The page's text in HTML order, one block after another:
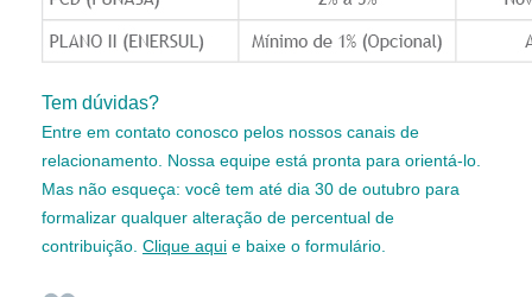
Tem dúvidas?
Entre em contato conosco pelos nossos canais de
relacionamento. Nossa equipe está pronta para orientá-lo.
Mas não esqueça: você tem até dia 30 de outubro para
formalizar qualquer alteração de percentual de
contribuição. Clique aqui e baixe o formulário.